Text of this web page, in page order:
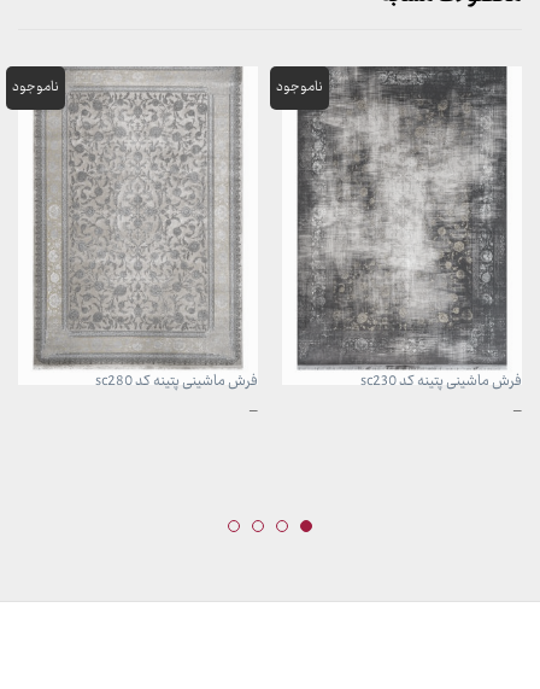
فرش ماشینی پتینه کد sc230
–محدوده
فرش ماشینی پتینه کد sc280
–محدوده